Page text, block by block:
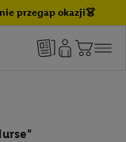
przegap okazji👗